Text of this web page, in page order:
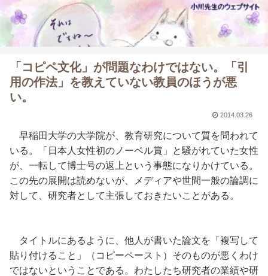
「コピペ文化」が問題なわけではない。「引
用の作法」を教えていない教員のほうが悪
い。
2014.03.26
早稲田大学の大学院が、教育研究について質を問われて
いる。「日本人女性初のノーベル賞」と騒がれていた女性
が、一転して博士号の返上という事態になりかけている。
この先の展開は読めないが、メディアや世間一般の論調に
対して、研究者として主張しておきたいことがある。
タイトルにあるように、他人が書いた論文を「複写して
貼り付けること」（コピーペースト）そのものが悪くわけ
ではないということである。わたしたち研究者の業績や研